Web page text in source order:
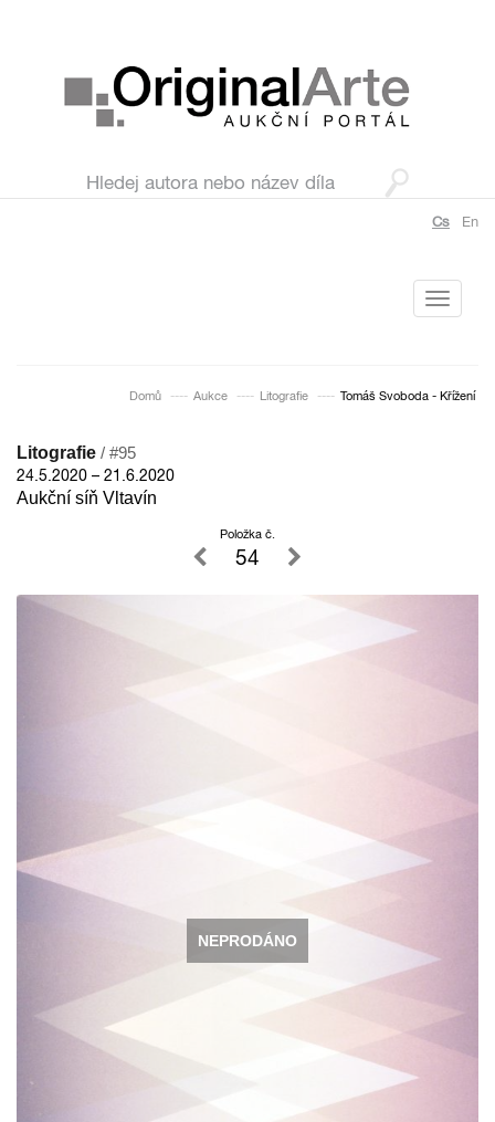
Cs En
Toggle
Domů Aukce Litografie Tomáš Svoboda - Křížení
Litografie / #95
24.5.2020 – 21.6.2020
Aukční síň Vltavín
Položka č.
54
NEPRODÁNO